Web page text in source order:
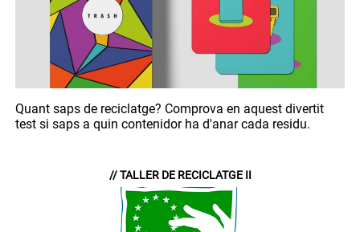
Quant saps de reciclatge? Comprova en aquest divertit
test si saps a quin contenidor ha d'anar cada residu.
// TALLER DE RECICLATGE II